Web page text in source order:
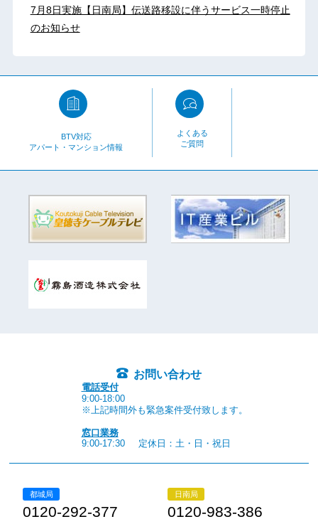
7月8日実施【日南局】伝送路移設に伴うサービス一時停止
のお知らせ
BTV対応
アパート・マンション情報
よくある
ご質問
お問い合わせ
電話受付
9:00-18:00
※上記時間外も緊急案件受付致します。
窓口業務
9:00-17:30
定休日：土・日・祝日
都城局
0120-292-377
日南局
0120-983-386